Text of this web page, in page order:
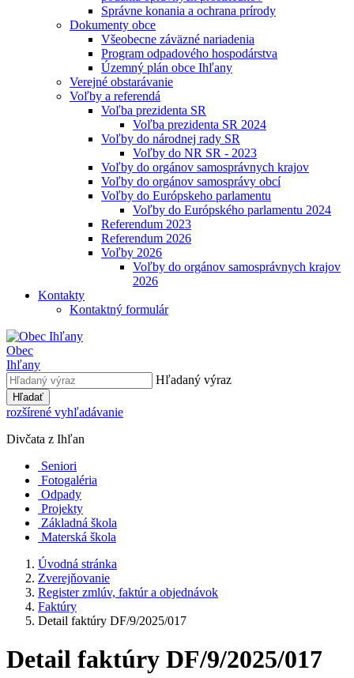
Správne konania a ochrana prírody
Dokumenty obce
Všeobecne záväzné nariadenia
Program odpadového hospodárstva
Územný plán obce Ihľany
Verejné obstarávanie
Voľby a referendá
Voľba prezidenta SR
Voľba prezidenta SR 2024
Voľby do národnej rady SR
Voľby do NR SR - 2023
Voľby do orgánov samosprávnych krajov
Voľby do orgánov samosprávy obcí
Voľby do Európskeho parlamentu
Voľby do Európského parlamentu 2024
Referendum 2023
Referendum 2026
Voľby 2026
Voľby do orgánov samosprávnych krajov
2026
Kontakty
Kontaktný formulár
Obec
Ihľany
Hľadaný výraz
Hľadať
rozšírené vyhľadávanie
Divčata z Ihľan
Seniori
Fotogaléria
Odpady
Projekty
Základná škola
Materská škola
Úvodná stránka
Zverejňovanie
Register zmlúv, faktúr a objednávok
Faktúry
Detail faktúry DF/9/2025/017
Detail faktúry DF/9/2025/017